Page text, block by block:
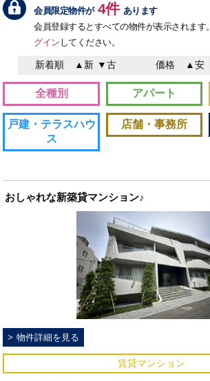
会員限定物件が 4件 あります
会員登録するとすべての物件が表示されます
グイン してください。
新着順 ▲新 ▼古 価格 ▲安
全種別 アパート
戸建・テラスハウ
ス
店舗・事務所
おしゃれな新築貸マンション♪
物件詳細を見る
賃貸マンション